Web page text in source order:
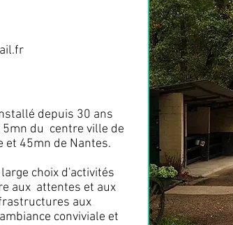
depuis 30 ans
5mn du centre ville de
et 45mn de Nantes.
choix d'activités
aux attentes et aux
aux
conviviale et